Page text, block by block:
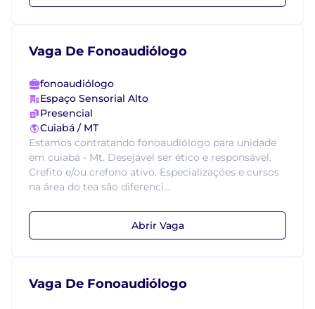
Vaga De Fonoaudiólogo
fonoaudiólogo
Espaço Sensorial Alto
Presencial
Cuiabá / MT
Estamos contratando fonoaudiólogo para unidade
em cuiabá - Mt. Desejável ser ético e responsável.
Crefito e/ou crefono ativo. Especializações e cursos
na área do tea são diferenci...
Abrir Vaga
Vaga De Fonoaudiólogo